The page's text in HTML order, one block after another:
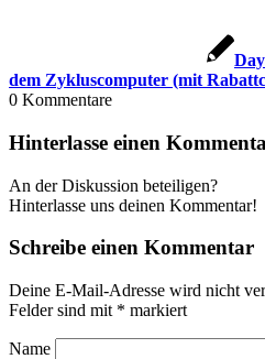
dem Zyklus­com­pu­ter (mit
0 Kommentare
Hinterlasse einen
An der Diskussion beteiligen?
Hinterlasse uns deinen Kommentar!
Schreibe einen Kommentar
Deine E-Mail-Adresse wird nicht
Felder sind mit * markiert
Name